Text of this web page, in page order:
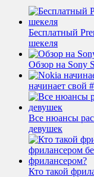
Бесплатный
шекеля
Обзор на Sony
начинает свой
Все нюансы
девушек
Кто такой